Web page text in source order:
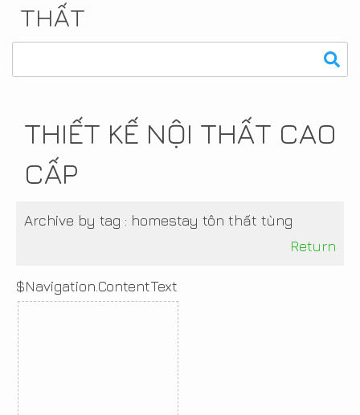
THẤT
THIẾT KẾ NỘI THẤT CAO
CẤP
Archive by tag : homestay tôn thất tùng
Return
$Navigation.ContentText